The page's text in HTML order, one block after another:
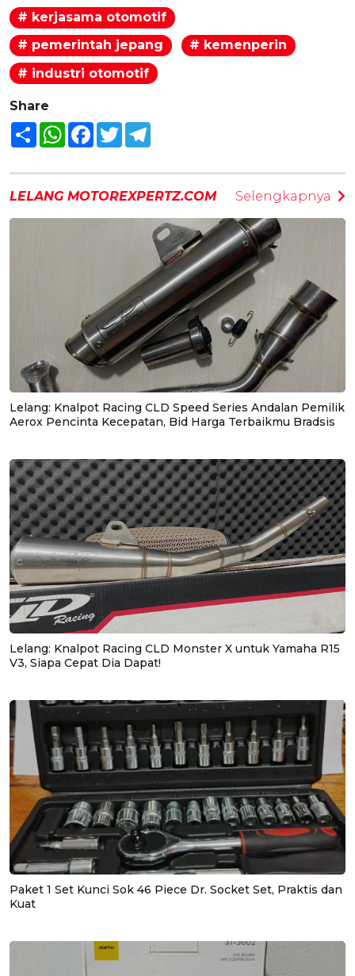
# kerjasama otomotif
# pemerintah jepang
# kemenperin
# industri otomotif
Share
Share WhatsAppFacebook
Twitter
LELANG MOTOREXPERTZ.COM Selengkapnya
Lelang: Knalpot Racing CLD Speed Series Andalan Pemilik
Aerox Pencinta Kecepatan, Bid Harga Terbaikmu Bradsis
Lelang: Knalpot Racing CLD Monster X untuk Yamaha R15
V3, Siapa Cepat Dia Dapat!
Paket 1 Set Kunci Sok 46 Piece Dr. Socket Set, Praktis dan
Kuat